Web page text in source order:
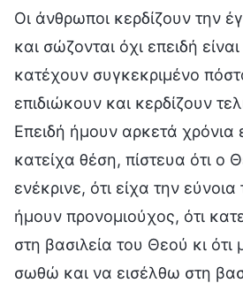
Οι άνθρωποι κερδίζουν την
και σώζονται όχι επειδή
κατέχουν συγκεκριμένο
επιδιώκουν και κερδίζουν
Επειδή ήμουν αρκετά χρόνια
κατείχα θέση, πίστευα ότι ο
ενέκρινε, ότι είχα την
ήμουν προνομιούχος, ότι
στη βασιλεία του Θεού κι
σωθώ και να εισέλθω στη